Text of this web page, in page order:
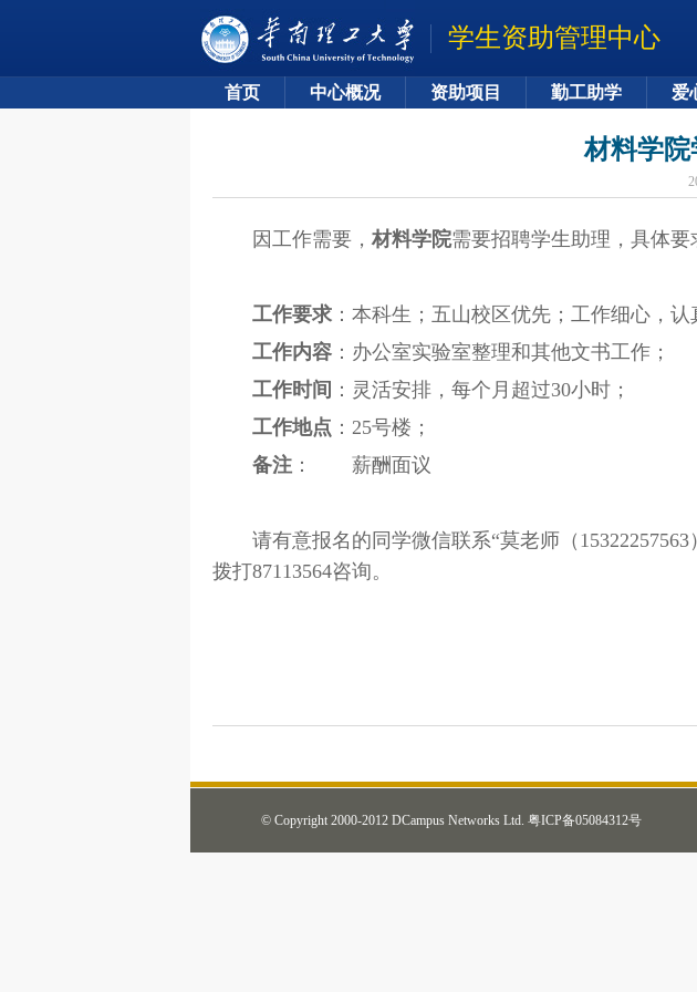
学生资助管理中心
首页 中心概况 资助项目 勤工助学 爱
材料学
因工作需要， 材料学院需要招聘学生助理，具体要
工作要求 ：本科生；五山校区优先；工作细心，
工作内容 ：办公室实验室整理和其他文书工作；
工作时间 ：灵活安排，每个月超过30小时；
工作地点 ：25号楼；
备注 ： 薪酬面议
请有意报名的同学微信联系“莫老师（
拨打87113564咨询。
© Copyright 2000-2012 DCampus Networks Ltd. 粤ICP备05084312号